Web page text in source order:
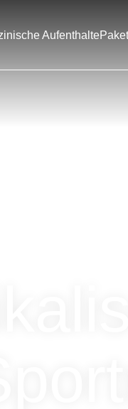
Aufenthalte